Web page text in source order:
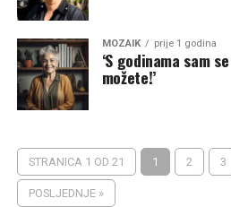
MOZAIK prije 1 godina
‘S godinama sam
možete!’
STRANICA 1 OD 21 1 2 3
POSLJEDNJE »